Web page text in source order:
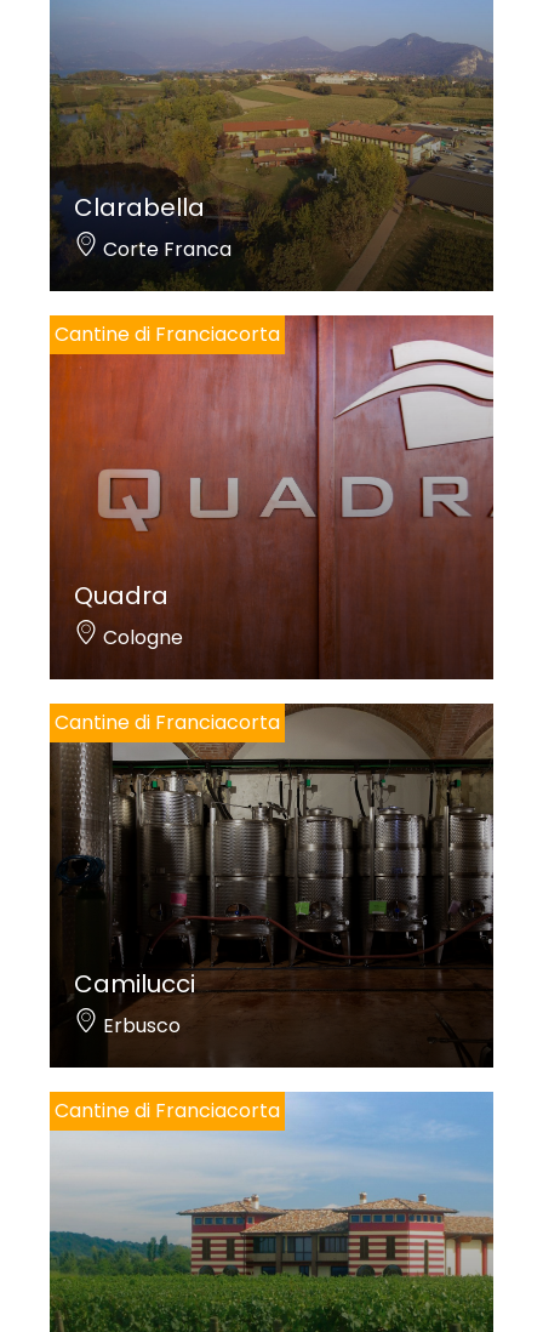
Clarabella
Corte Franca
Cantine di Franciacorta
Quadra
Cologne
Cantine di Franciacorta
Camilucci
Erbusco
Cantine di Franciacorta